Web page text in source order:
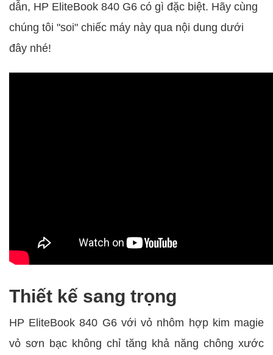
dẫn, HP EliteBook 840 G6 có gì đặc biệt. Hãy cùng
chúng tôi "soi" chiếc máy này qua nội dung dưới
đây nhé!
Thiết kế sang trọng
HP EliteBook 840 G6 với vỏ nhôm hợp kim magie
vỏ sơn bạc không chỉ tăng khả năng chông xước